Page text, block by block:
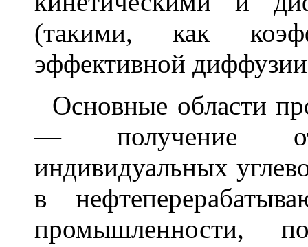
(такими, как
эффективной
Основные области
— получение
индивидуальных
в
промышленности,